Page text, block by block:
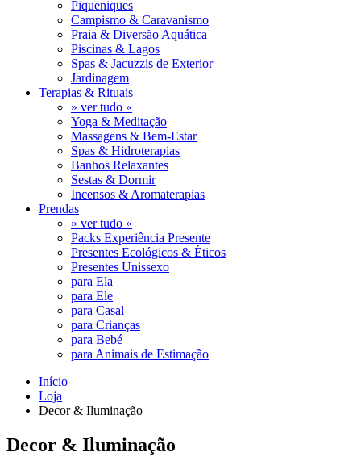
Piqueniques
Campismo & Caravanismo
Praia & Diversão Aquática
Piscinas & Lagos
Spas & Jacuzzis de Exterior
Jardinagem
Terapias & Rituais
» ver tudo «
Yoga & Meditação
Massagens & Bem-Estar
Spas & Hidroterapias
Banhos Relaxantes
Sestas & Dormir
Incensos & Aromaterapias
Prendas
» ver tudo «
Packs Experiência Presente
Presentes Ecológicos & Éticos
Presentes Unissexo
para Ela
para Ele
para Casal
para Crianças
para Bebé
para Animais de Estimação
Início
Loja
Decor & Iluminação
Decor & Iluminação